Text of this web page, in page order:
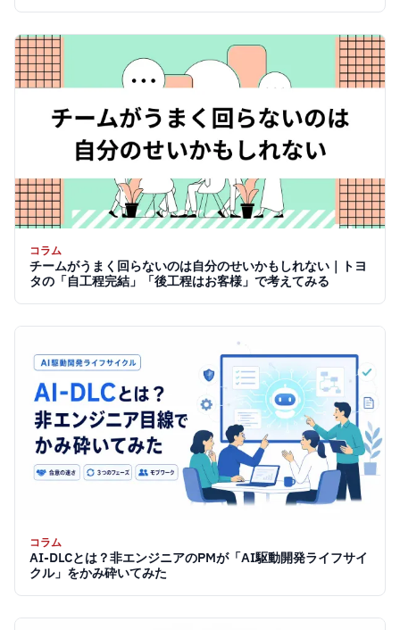
コラム
チームがうまく回らないのは自分のせいかもしれない｜トヨ
タの「自工程完結」「後工程はお客様」で考えてみる
コラム
AI-DLCとは？非エンジニアのPMが「AI駆動開発ライフサイ
クル」をかみ砕いてみた